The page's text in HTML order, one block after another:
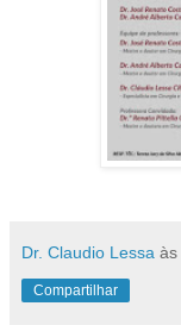
Dr. Claudio Lessa às
Compartilhar